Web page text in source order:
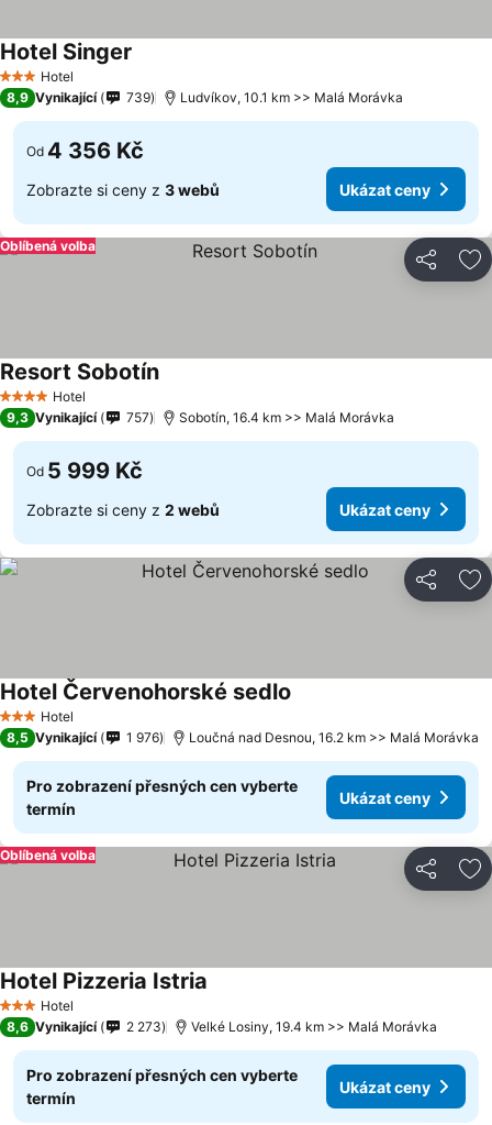
3 Počet hvězdiček
Hotel
Hotel Singer
8,9 Vynikající 739 Ludvíkov, 10.1 km >> Malá Morávka
Od 4 356 Kč
Zobrazte si ceny z 3 webů Ukázat ceny
Sdílet
Oblíbená volba
4 Počet hvězdiček
Hotel
Resort Sobotín
9,3 Vynikající 757 Sobotín, 16.4 km >> Malá Morávka
Od 5 999 Kč
Zobrazte si ceny z 2 webů Ukázat ceny
Sdílet
3 Počet hvězdiček
Hotel
Hotel Červenohorské sedlo
8,5 Vynikající 1 976 Loučná nad Desnou, 16.2 km >> Malá Morávka
Pro zobrazení přesných cen vyberte
termín
Ukázat ceny
Sdílet
Oblíbená volba
3 Počet hvězdiček
Hotel
Hotel Pizzeria Istria
8,6 Vynikající 2 273 Velké Losiny, 19.4 km >> Malá Morávka
Pro zobrazení přesných cen vyberte
termín
Ukázat ceny